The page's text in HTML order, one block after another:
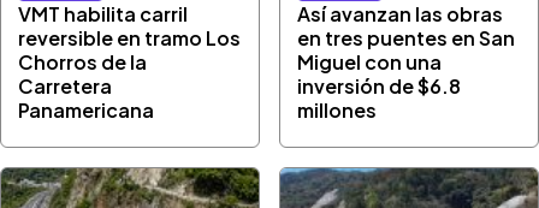
VMT habilita carril
reversible en tramo Los
Chorros de la
Carretera
Panamericana
Así avanzan las obras
en tres puentes en San
Miguel con una
inversión de $6.8
millones